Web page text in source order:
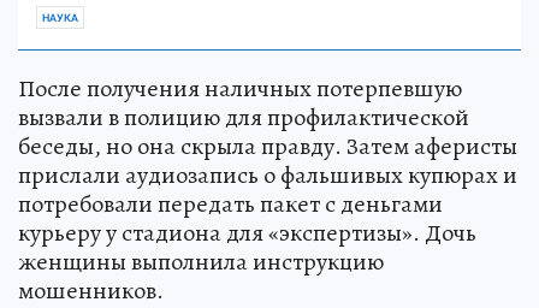
НАУКА
После получения наличных потерпевшую
вызвали в полицию для профилактической
беседы, но она скрыла правду. Затем аферисты
прислали аудиозапись о фальшивых купюрах и
потребовали передать пакет с деньгами
курьеру у стадиона для «экспертизы». Дочь
женщины выполнила инструкцию
мошенников.